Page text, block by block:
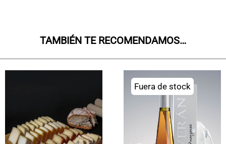
TAMBIÉN TE RECOMENDAMOS…
Fuera de stock